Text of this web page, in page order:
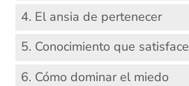
4. El ansia de pertenecer
5. Conocimiento que satisface
6. Cómo dominar el miedo